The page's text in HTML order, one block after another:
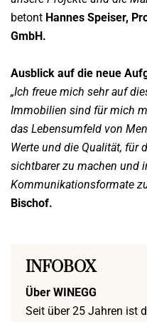
betont Hannes Speiser,
GmbH.
Ausblick auf die neue
„Ich freue mich sehr auf
Immobilien sind für mich
das Lebensumfeld von
Werte und die Qualität, für
sichtbarer zu machen und
Kommunikationsformate
Bischof.
INFOBOX
Über WINEGG
Seit über 25 Jahren ist